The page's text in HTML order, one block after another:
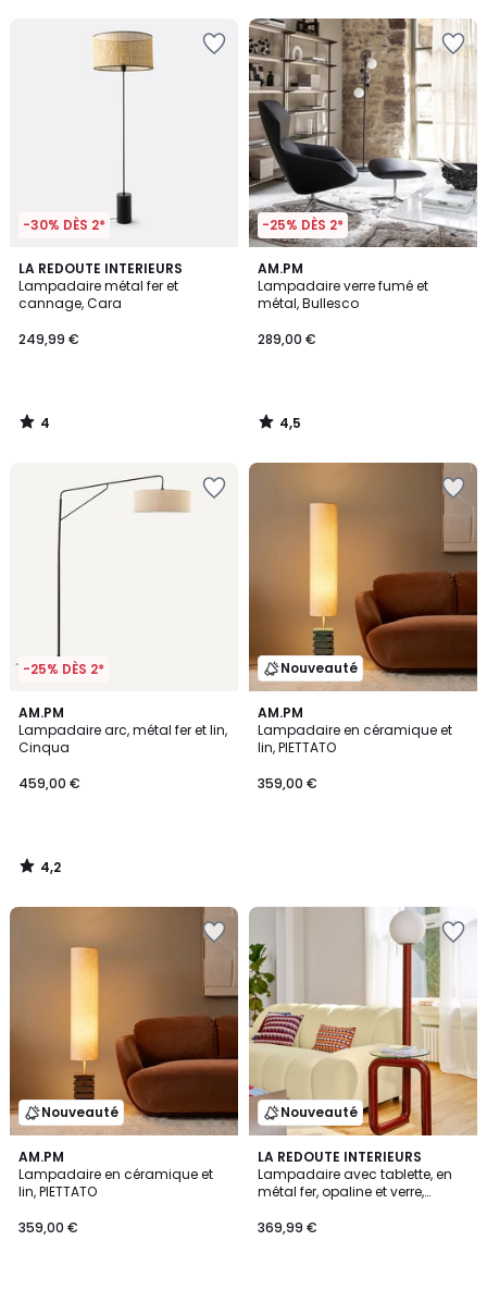
-30% DÈS 2*
LA REDOUTE INTERIEURS
Lampadaire métal fer et
cannage, Cara
249,99 €
4
/
5
4
/
-25% DÈS 2*
AM.PM
Lampadaire verre fumé et
métal, Bullesco
289,00 €
4,5
/ 5
4,5
/
-25% DÈS 2*
AM.PM
Lampadaire arc, métal fer et lin,
Cinqua
459,00 €
4,2
/ 5
4,2
/
Nouveauté
AM.PM
Lampadaire en céramique et
lin, PIETTATO
359,00 €
Nouveauté
AM.PM
Lampadaire en céramique et
lin, PIETTATO
359,00 €
Nouveauté
LA REDOUTE INTERIEURS
Lampadaire avec tablette, en
métal fer, opaline et verre,
369,99 €